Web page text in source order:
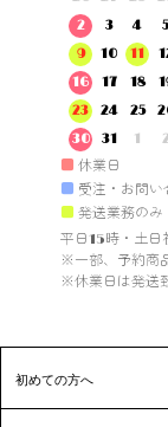
2
3 4 5
9
10 11
16
17 18
23
24 25
30
31 1 2
■ 休業日
■ 受注・お問い
■ 発送業務のみ
平日15時・土日
※一部、予約商
※休業日は発送
初めての方へ